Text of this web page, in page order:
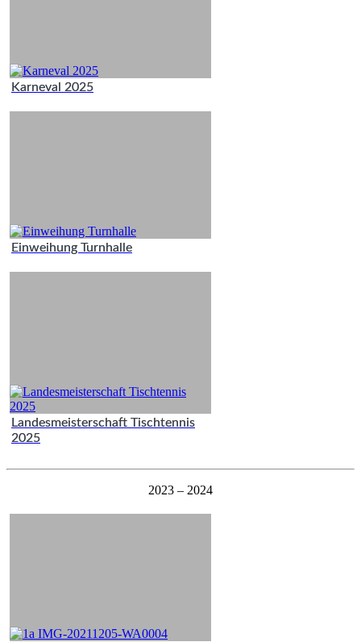
Karneval 2025
Einweihung Turnhalle
Landesmeisterschaft Tischtennis
2025
2023 – 2024